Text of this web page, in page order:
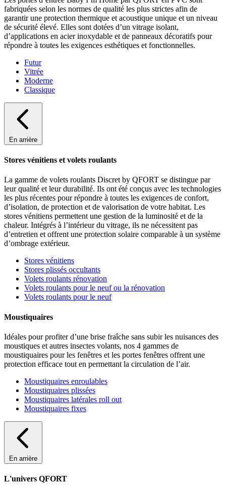
fabriquées selon les normes de qualité les plus strictes afin de
garantir une protection thermique et acoustique unique et un niveau
de sécurité élevé. Elles sont dotées d’un vitrage isolant,
d’applications en acier inoxydable et de panneaux décoratifs pour
répondre à toutes les exigences esthétiques et fonctionnelles.
Futur
Vitrée
Moderne
Classique
En arrière
Stores vénitiens et volets roulants
La gamme de volets roulants Discret by QFORT se distingue par
leur qualité et leur durabilité. Ils ont été conçus avec les technologies
les plus récentes pour répondre à toutes les exigences de confort,
d’isolation, de protection et de valorisation de votre habitat. Les
stores vénitiens permettent une gestion de la luminosité et de la
chaleur. Intégrés à l’intérieur du vitrage, ils ne nécessitent pas
d’entretien et offrent une protection solaire comparable à un système
d’ombrage extérieur.
Stores vénitiens
Stores plissés occultants
Volets roulants rénovation
Volets roulants pour le neuf ou la rénovation
Volets roulants pour le neuf
Moustiquaires
Idéales pour profiter d’une brise fraîche sans subir les nuisances des
moustiques et autres insectes volants, nos 4 gammes de
moustiquaires pour les fenêtres et les portes fenêtres offrent une
protection efficace tout en permettant la circulation de l’air.
Moustiquaires enroulables
Moustiquaires plissées
Moustiquaires latérales roll out
Moustiquaires fixes
En arrière
L'univers QFORT